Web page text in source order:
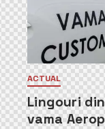
ACTUAL
Lingouri
vama